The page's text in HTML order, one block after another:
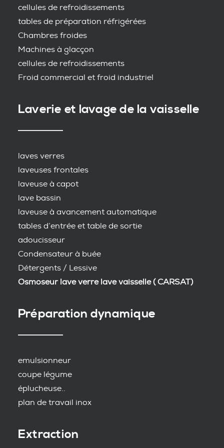
cellules de refroidissements
tables de préparation réfrigérées
Chambres froides
Machines à glacçon
cellules de refroidissements
Froid commercial et froid industriel
Laverie et lavage de la vaisselle
laves verres
laveuses frontales
laveuse à capot
lave bassin
laveuse à avancement automatique
tables d’entrée et table de sortie
adoucisseur
Condensateur à buée
Détergents / Lessive
Osmoseur lave verre lave vaisselle ( CARSAT)
Préparation dynamique
emulsionneur
coupe légume
éplucheuse..
plan de travail inox
Extraction